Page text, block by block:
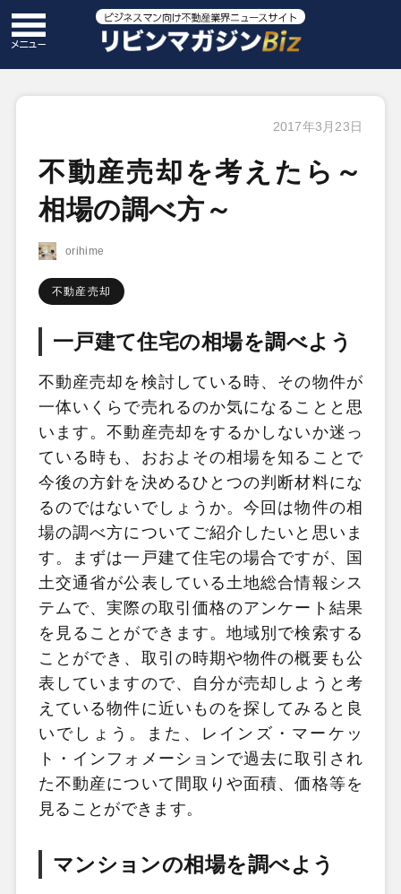
2017年3月23日
不動産売却を考えたら～
相場の調べ方～
orihime
不動産売却
一戸建て住宅の相場を調べよう
不動産売却を検討している時、その物件が
一体いくらで売れるのか気になることと思
います。不動産売却をするかしないか迷っ
ている時も、おおよその相場を知ることで
今後の方針を決めるひとつの判断材料にな
るのではないでしょうか。今回は物件の相
場の調べ方についてご紹介したいと思いま
す。まずは一戸建て住宅の場合ですが、国
土交通省が公表している土地総合情報シス
テムで、実際の取引価格のアンケート結果
を見ることができます。地域別で検索する
ことができ、取引の時期や物件の概要も公
表していますので、自分が売却しようと考
えている物件に近いものを探してみると良
いでしょう。また、レインズ・マーケッ
ト・インフォメーションで過去に取引され
た不動産について間取りや面積、価格等を
見ることができます。
マンションの相場を調べよう